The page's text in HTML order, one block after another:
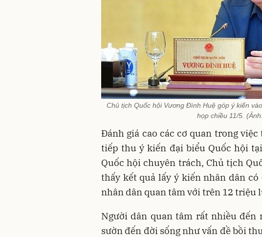
Chủ tịch Quốc hội Vương Đình Huệ góp ý kiến
họp chiều 11/5.
Đánh giá cao các cơ quan trong
tiếp thu ý kiến đại biểu Quốc hội
Quốc hội chuyên trách, Chủ tịch
thấy kết quả lấy ý kiến nhân dân
nhân dân quan tâm với trên 12 triệu
Người dân quan tâm rất nhiều đến
sườn đến đời sống như vấn đề bồi